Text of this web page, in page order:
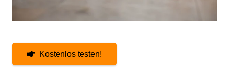
Kostenlos testen!